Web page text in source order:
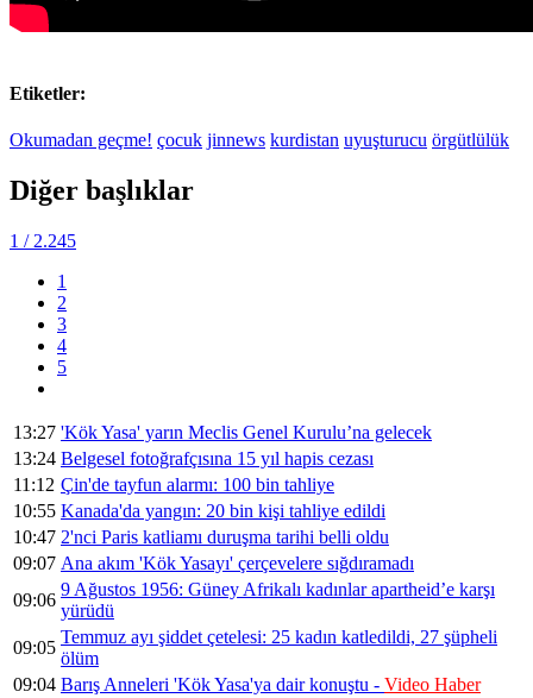
Etiketler:
Okumadan geçme! çocuk jinnews kurdistan uyuşturucu örgütlülük
Diğer başlıklar
1 / 2.245
1
2
3
4
5
13:27 'Kök Yasa' yarın Meclis Genel Kurulu’na gelecek
13:24 Belgesel fotoğrafçısına 15 yıl hapis cezası
11:12 Çin'de tayfun alarmı: 100 bin tahliye
10:55 Kanada'da yangın: 20 bin kişi tahliye edildi
10:47 2'nci Paris katliamı duruşma tarihi belli oldu
09:07 Ana akım 'Kök Yasayı' çerçevelere sığdıramadı
09:06
9 Ağustos 1956: Güney Afrikalı kadınlar apartheid’e karşı
yürüdü
09:05
Temmuz ayı şiddet çetelesi: 25 kadın katledildi, 27 şüpheli
ölüm
09:04 Barış Anneleri 'Kök Yasa'ya dair konuştu - Video Haber